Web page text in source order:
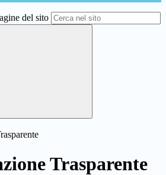
del sito
Trasparente